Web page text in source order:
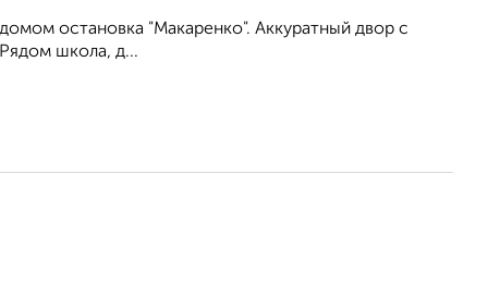
остановка "Макаренко". Аккуратный двор с
школа, д...